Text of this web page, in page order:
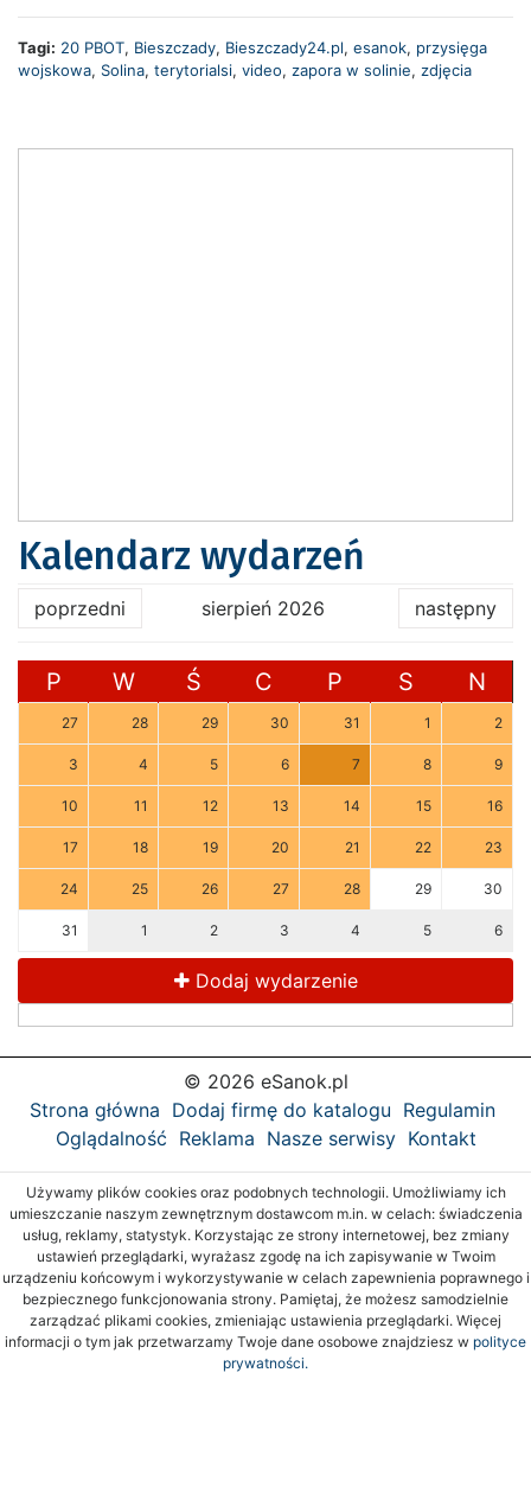
Tagi: 20 PBOT, Bieszczady, Bieszczady24.pl, esanok, przysięga
wojskowa, Solina, terytorialsi, video, zapora w solinie, zdjęcia
Kalendarz wydarzeń
poprzedni sierpień 2026 następny
P W Ś C P S N
27 28 29 30 31 1 2
3 4 5 6 7 8 9
10 11 12 13 14 15 16
17 18 19 20 21 22 23
24 25 26 27 28 29 30
31 1 2 3 4 5 6
Dodaj wydarzenie
© 2026 eSanok.pl
Strona główna Dodaj firmę do katalogu Regulamin
Oglądalność Reklama Nasze serwisy Kontakt
Używamy plików cookies oraz podobnych technologii. Umożliwiamy ich
umieszczanie naszym zewnętrznym dostawcom m.in. w celach: świadczenia
usług, reklamy, statystyk. Korzystając ze strony internetowej, bez zmiany
ustawień przeglądarki, wyrażasz zgodę na ich zapisywanie w Twoim
urządzeniu końcowym i wykorzystywanie w celach zapewnienia poprawnego i
bezpiecznego funkcjonowania strony. Pamiętaj, że możesz samodzielnie
zarządzać plikami cookies, zmieniając ustawienia przeglądarki. Więcej
informacji o tym jak przetwarzamy Twoje dane osobowe znajdziesz w polityce
prywatności.